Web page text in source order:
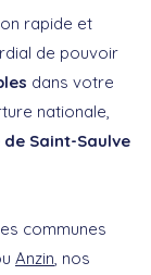
rapide et
de pouvoir
dans votre
nationale,
Saint-Saulve
communes
Anzin , nos